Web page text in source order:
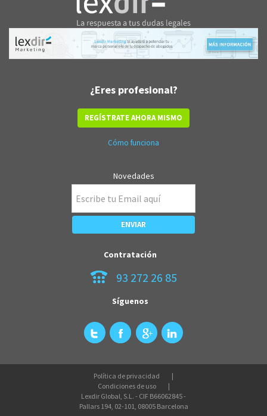
¿Eres profesional?
REGÍSTRATE AHORA MISMO
Cómo funciona
Novedades
Contratación
93 272 26 85
Síguenos
Política de privacidad
Condiciones de uso
Lexdir Global, S.L. - CIF B66062845 -
Pallars 194, 02-101, 08005 Barcelona